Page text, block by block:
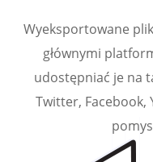
Wyeksportowane
głównymi
udostępniać je na
Twitter, Facebook,